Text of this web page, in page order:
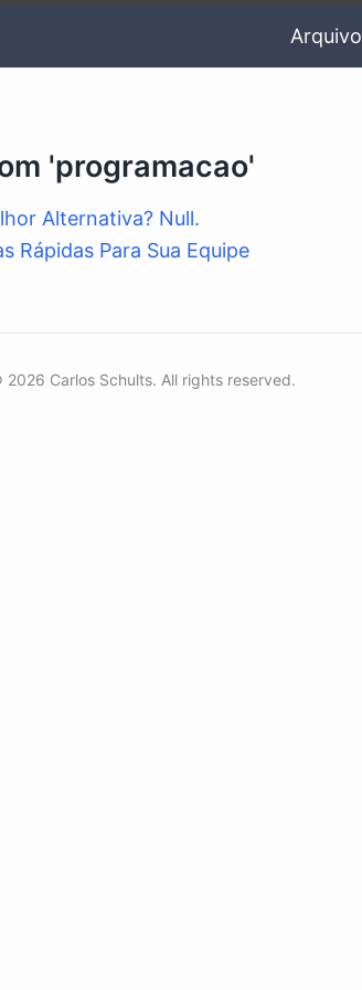
Arquivo
'programacao'
Alternativa? Null.
Rápidas Para Sua Equipe
2026 Carlos Schults. All rights reserved.